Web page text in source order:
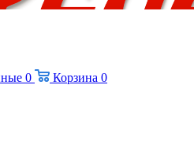
0 Корзина 0